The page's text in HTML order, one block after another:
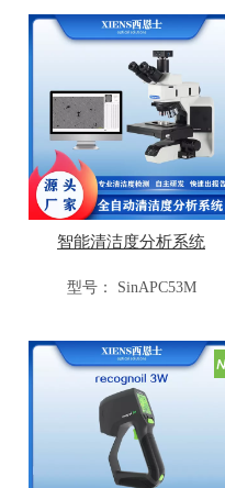
智能清洁度分析系统
型号： SinAPC53M